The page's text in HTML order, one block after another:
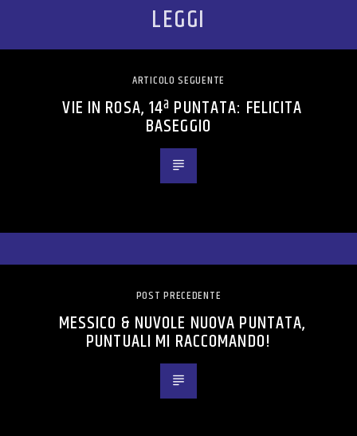
LEGGI
ARTICOLO SEGUENTE
VIE IN ROSA, 14ª PUNTATA: FELICITA
BASEGGIO
POST PRECEDENTE
MESSICO & NUVOLE NUOVA PUNTATA,
PUNTUALI MI RACCOMANDO!